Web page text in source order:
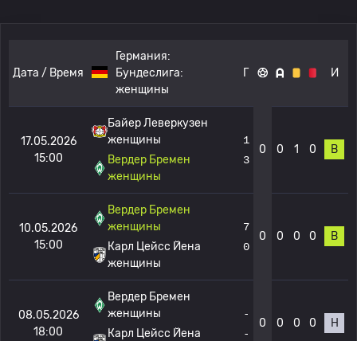
Дата / Время
Германия:
Бундеслига:
женщины
Г И
17.05.2026
15:00
Байер Леверкузен
женщины
Вердер Бремен
женщины
1
3
0 0 1 0 В
10.05.2026
15:00
Вердер Бремен
женщины
Карл Цейсс Йена
женщины
7
0
0 0 0 0 В
08.05.2026
18:00
Вердер Бремен
женщины
Карл Цейсс Йена
-
-
0 0 0 0 Н